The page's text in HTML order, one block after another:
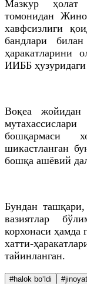
Мазкур ҳолат
томонидан
хавфсизлиги
бандлари
ҳаракатларини
ИИББ
Воқеа жойидан
бошқармаси
шикастланган
бошқа ашёвий
Бундан
вазиятлар
корхонаси ҳамда
хатти-
тайинланган.
#halok bo‘ldi